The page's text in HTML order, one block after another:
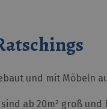
und mit Möbeln
ab 20m² groß